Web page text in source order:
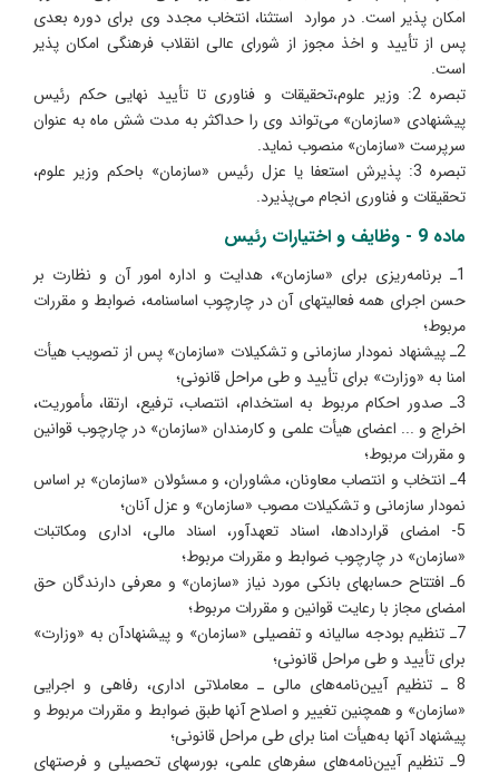
امکان پذیر است. در موارد استثنا، انتخاب مجدد وی برای دوره بعدی
پس از تأیید و اخذ مجوز از شورای عالی انقلاب فرهنگی امکان پذیر
است.
تبصره 2: وزیر علوم،تحقیقات و فناوری تا تأیید نهایی حکم رئیس
پیشنهادی «سازمان» می‌تواند وی را حداکثر به مدت شش ماه به عنوان
سرپرست «سازمان» منصوب نماید.
تبصره 3: پذیرش استعفا یا عزل رئیس «سازمان» باحکم وزیر علوم،
تحقیقات و فناوری انجام می‌پذیرد.
ماده 9 - وظایف و اختیارات رئیس
1ـ برنامه‌ریزی برای «سازمان»، هدایت و اداره امور آن و نظارت بر
حسن اجرای همه فعالیتهای آن در چارچوب اساسنامه، ضوابط و مقررات
مربوط؛
2ـ پیشنهاد نمودار سازمانی و تشکیلات «سازمان» پس از تصویب هیأت
امنا به «وزارت» برای تأیید و طی مراحل قانونی؛
3ـ صدور احکام مربوط به استخدام، انتصاب، ترفیع، ارتقا، مأموریت،
اخراج و ... اعضای هیأت علمی و کارمندان «سازمان» در چارچوب قوانین
و مقررات مربوط؛
4ـ انتخاب و انتصاب معاونان، مشاوران، و مسئولان «سازمان» بر اساس
نمودار سازمانی و تشکیلات مصوب «سازمان» و عزل آنان؛
5- امضای قراردادها، اسناد تعهدآور، اسناد مالی، اداری ومکاتبات
«سازمان» در چارچوب ضوابط و مقررات مربوط؛
6ـ افتتاح حسابهای بانکی مورد نیاز «سازمان» و معرفی دارندگان حق
امضای مجاز با رعایت قوانین و مقررات مربوط؛
7ـ تنظیم بودجه سالیانه و تفصیلی «سازمان» و پیشنهادآن به «وزارت»
برای تأیید و طی مراحل قانونی؛
8 ـ تنظیم آیین‌نامه‌های مالی ـ معاملاتی اداری، رفاهی و اجرایی
«سازمان» و همچنین تغییر و اصلاح آنها طبق ضوابط و مقررات مربوط و
پیشنهاد آنها به‌هیأت امنا برای طی مراحل قانونی؛
9ـ تنظیم آیین‌نامه‌های سفرهای علمی، بورسهای تحصیلی و فرصتهای